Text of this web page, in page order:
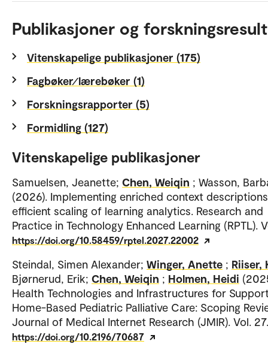
Publikasjoner og
Vitenskapelige publikasjoner (175)
Fagbøker⁄lærebøker (1)
Forskningsrapporter (5)
Formidling (127)
Vitenskapelige publikasjoner
Samuelsen, Jeanette; Chen, Weiqin ; Wasson,
(2026). Implementing enriched context
efficient scaling of learning analytics. Research and
Practice in Technology Enhanced Learning (RPTL).
https://doi.org/10.58459/rptel.2027.22002
Steindal, Simen Alexander; Winger, Anette ; Riiser,
Bjørnerud, Erik; Chen, Weiqin ; Holmen, Heidi
Health Technologies and Infrastructures for
Home-Based Pediatric Palliative Care: Scoping
Journal of Medical Internet Research (JMIR). Vol. 27.
https://doi.org/10.2196/70687